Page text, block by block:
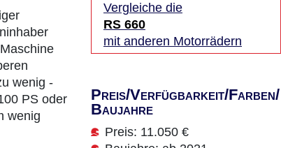
wenig -
PS oder
wenig
Vergleiche die
RS 660
mit anderen Motorrädern
Preis/Verfügbarkeit/Farben/
Baujahre
Preis: 11.050 €